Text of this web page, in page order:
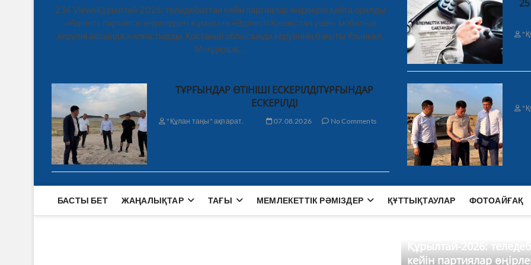
236 ViewsҚұрылтай-2026: теледебаттан кейін партиялар өңірлерге қайта оралды
«Әділет» партиясы өңірлердегі жұмысын «Әділетті Қазақстан үшін» мобильді
керуені аясында жалғастырды. Қостанай облысында керуеннің бағыты Ұзынкөл,
Меңдіқара,…
ТҰРҒЫНДАР ӨТІНІШІ ЕСКЕРІЛДІТҰРҒЫНДАР
ЕСКЕРІЛДІ
"Құлан таңы" ақпарат. 07.08.2026 No Comments
БАСТЫ БЕТ ЖАҢАЛЫҚТАР ТАҒЫ МЕМЛЕКЕТТІК РӘМІЗДЕР ҚҰТТЫҚТАУЛАР ФОТОАЙҒАҚ
Құрылтай-2026:
кейін партиялар